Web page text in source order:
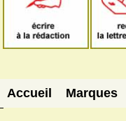
Accueil Marques